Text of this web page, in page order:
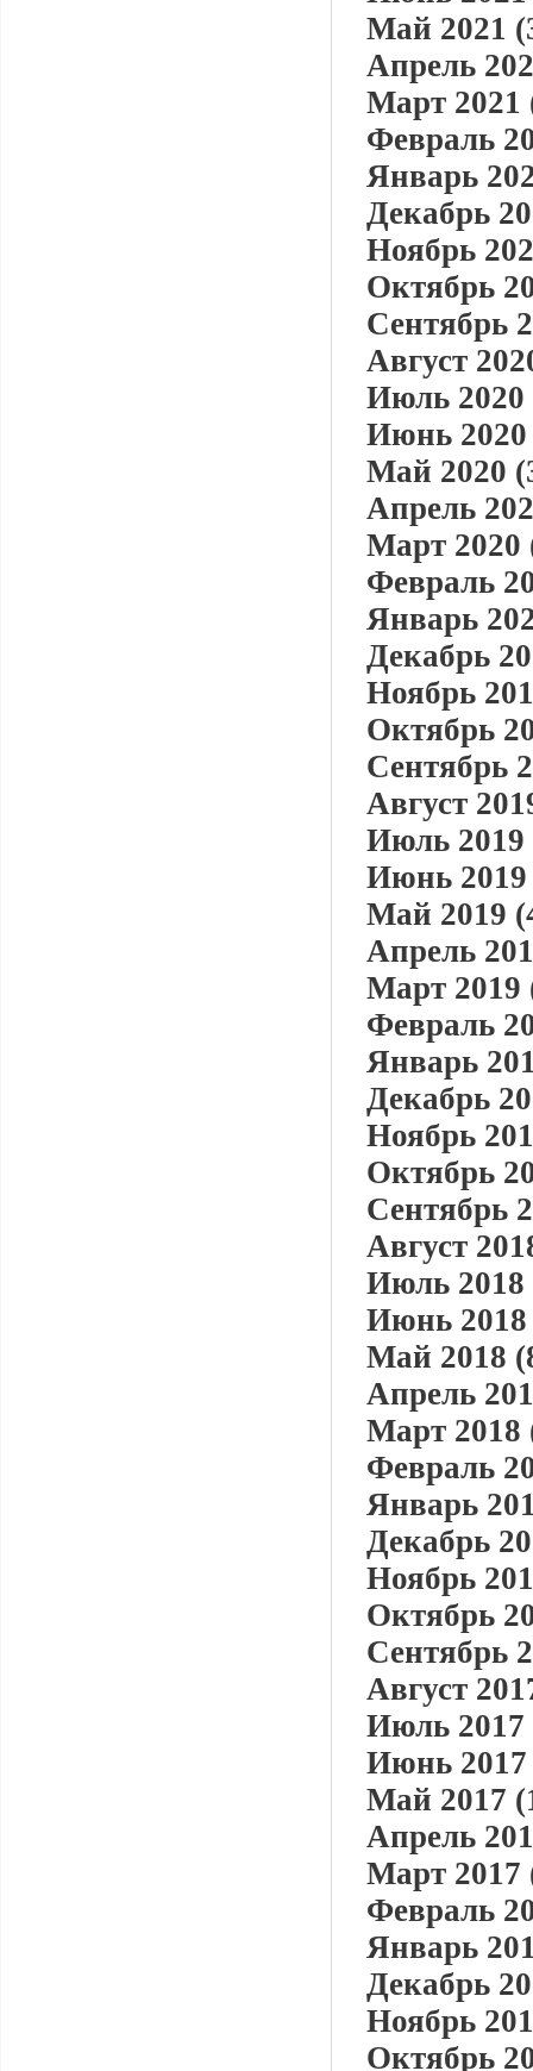
Май 2021
Апрель
Март 2021
Февраль
Январь
Декабрь
Ноябрь
Октябрь
Сентябрь
Август
Июль 2020
Июнь 2020
Май 2020
Апрель
Март 2020
Февраль
Январь
Декабрь
Ноябрь
Октябрь
Сентябрь
Август
Июль 2019
Июнь 2019
Май 2019
Апрель
Март 2019
Февраль
Январь
Декабрь
Ноябрь
Октябрь
Сентябрь
Август
Июль 2018
Июнь 2018
Май 2018
Апрель
Март 2018
Февраль
Январь
Декабрь
Ноябрь
Октябрь
Сентябрь
Август
Июль 2017
Июнь 2017
Май 2017
Апрель
Март 2017
Февраль
Январь
Декабрь
Ноябрь
Октябрь